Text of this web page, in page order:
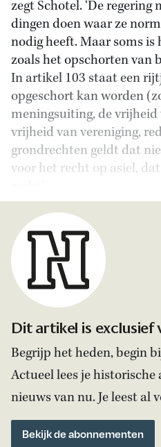
zegt Schotel. ‘De
dingen doen waar ze
nodig heeft. Maar soms
zoals het opschorten van
In artikel 103 staat een
opgeschort kan worden
meningsuiting, de vrijheid
vrijheid van vereniging,
grondrechten geldt dat
voor het recht op asiel,
Dit artikel is exclusief
Begrijp het heden, begin
Actueel lees je
nieuws van nu. Je leest al
Bekijk de abonnementen